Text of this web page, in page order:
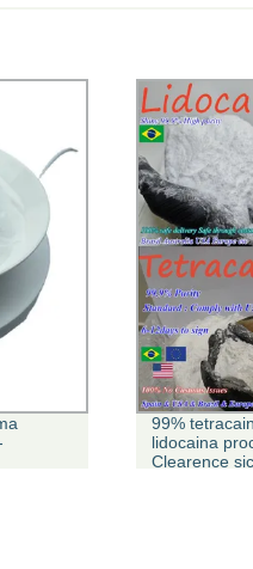
99%
lidocaina
Clearence